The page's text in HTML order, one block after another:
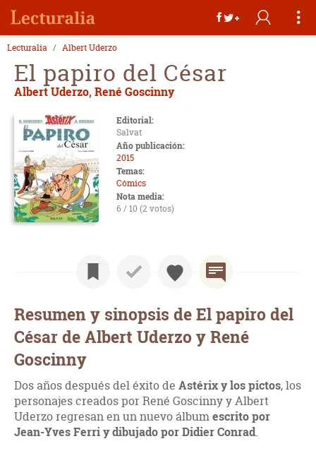
Lecturalia Albert Uderzo
El papiro del César
Albert Uderzo, René Goscinny
Editorial:
Salvat
Año publicación:
2015
Temas:
Cómics
Nota media:
6 / 10 (2 votos)
Resumen y sinopsis de El papiro del
César de Albert Uderzo y René
Goscinny
Dos años después del éxito de Astérix y los pictos, los
personajes creados por René Goscinny y Albert
Uderzo regresan en un nuevo álbumescrito por
Jean-Yves Ferri y dibujado por Didier Conrad.